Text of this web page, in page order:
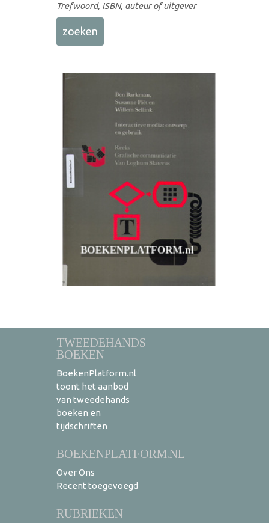
Trefwoord, ISBN, auteur of uitgever
TWEEDEHANDS
BOEKEN
BoekenPlatform.nl
toont het aanbod
van tweedehands
boeken en
tijdschriften
BOEKENPLATFORM.NL
Over Ons
Recent toegevoegd
RUBRIEKEN